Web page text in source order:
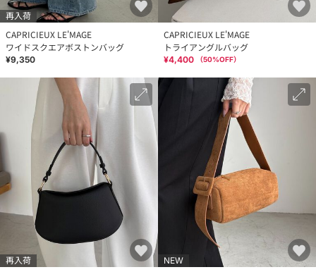
再入荷
CAPRICIEUX LE'MAGE
ワイドスクエアボストンバッグ
¥9,350
CAPRICIEUX LE'MAGE
トライアングルバッグ
¥4,400 （50%OFF）
再入荷 NEW